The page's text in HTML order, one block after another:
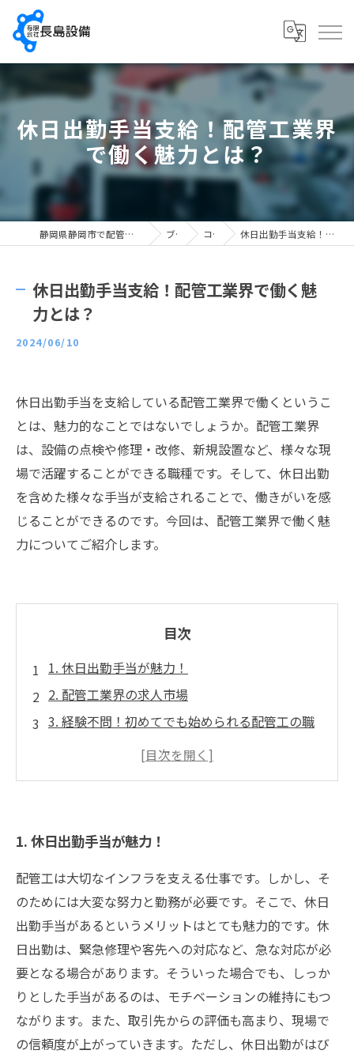
休日出勤手当支給！配管工業界
で働く魅力とは？
静岡県静岡市で配管工の求人なら有限会社長島設備 ブログ コラム 休日出勤手当支給！配管工業界で働く魅力とは？
休日出勤手当支給！配管工業界で働く魅
力とは？
2024/06/10
休日出勤手当を支給している配管工業界で働くというこ
とは、魅力的なことではないでしょうか。配管工業界
は、設備の点検や修理・改修、新規設置など、様々な現
場で活躍することができる職種です。そして、休日出勤
を含めた様々な手当が支給されることで、働きがいを感
じることができるのです。今回は、配管工業界で働く魅
力についてご紹介します。
目次
1. 休日出勤手当が魅力！
2. 配管工業界の求人市場
3. 経験不問！初めてでも始められる配管工の職
1. 休日出勤手当が魅力！
配管工は大切なインフラを支える仕事です。しかし、そ
のためには大変な努力と勤務が必要です。そこで、休日
出勤手当があるというメリットはとても魅力的です。休
日出勤は、緊急修理や客先への対応など、急な対応が必
要となる場合があります。そういった場合でも、しっか
りとした手当があるのは、モチベーションの維持にもつ
ながります。また、取引先からの評価も高まり、現場で
の信頼度が上がっていきます。ただし、休日出勤がはび